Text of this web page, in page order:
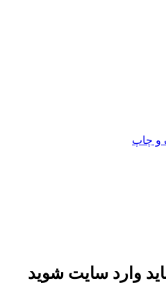
و چاپ
وارد سایت شوید